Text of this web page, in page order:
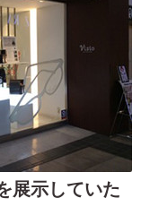
展示していた